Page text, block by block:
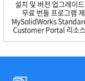
설치 및 버전 업그레이
무료 번들 프로그램
MySolidWorks
Customer Portal 리소